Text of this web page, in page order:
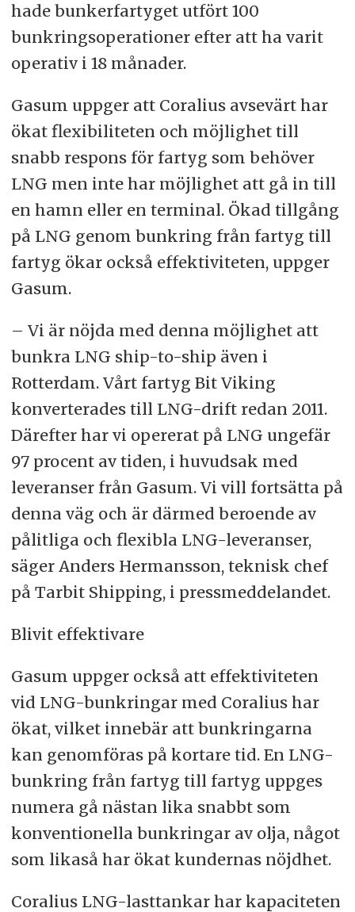
hade bunkerfartyget utfört 100
bunkringsoperationer efter att ha varit
operativ i 18 månader.
Gasum uppger att Coralius avsevärt har
ökat flexibiliteten och möjlighet till
snabb respons för fartyg som behöver
LNG men inte har möjlighet att gå in till
en hamn eller en terminal. Ökad tillgång
på LNG genom bunkring från fartyg till
fartyg ökar också effektiviteten, uppger
Gasum.
– Vi är nöjda med denna möjlighet att
bunkra LNG ship-to-ship även i
Rotterdam. Vårt fartyg Bit Viking
konverterades till LNG-drift redan 2011.
Därefter har vi opererat på LNG ungefär
97 procent av tiden, i huvudsak med
leveranser från Gasum. Vi vill fortsätta på
denna väg och är därmed beroende av
pålitliga och flexibla LNG-leveranser,
säger Anders Hermansson, teknisk chef
på Tarbit Shipping, i pressmeddelandet.
Blivit effektivare
Gasum uppger också att effektiviteten
vid LNG-bunkringar med Coralius har
ökat, vilket innebär att bunkringarna
kan genomföras på kortare tid. En LNG-
bunkring från fartyg till fartyg uppges
numera gå nästan lika snabbt som
konventionella bunkringar av olja, något
som likaså har ökat kundernas nöjdhet.
Coralius LNG-lasttankar har kapaciteten